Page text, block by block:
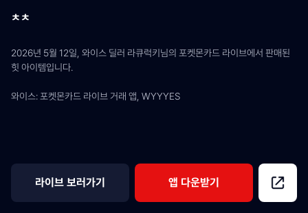
ㅊㅊ
2026년 5월 12일, 와이스 딜러 라큐럭키님의 포켓몬카드 라이브에서 판매된
힛 아이템입니다.
와이스: 포켓몬카드 라이브 거래 앱, WYYYES
라이브 보러가기 앱 다운받기